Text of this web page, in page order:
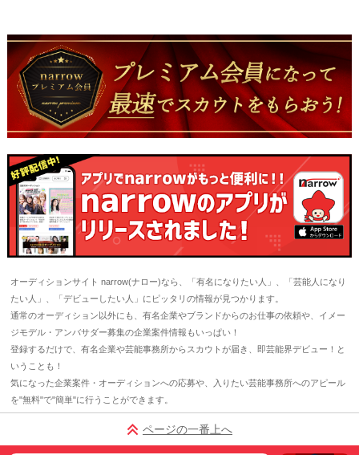
オーディションサイト narrow(ナロー)なら、「有名になりたい人」、「芸能人になり
たい人」、「デビューしたい人」にピッタリの情報が見つかります。
通常のオーディション以外にも、有名企業やブランドからのお仕事の依頼や、イメー
ジモデル・アンバサダー募集の企業案件情報もいっぱい！
登録するだけで、有名企業や芸能事務所からスカウトが届き、即芸能界デビュー！と
いうことも！
気になった企業案件・オーディションへの応募や、入りたい芸能事務所へのアピール
を"無料"で"簡単"に行うことができます。
ページの一番上へ